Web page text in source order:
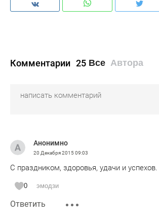
Комментарии 25 Все Автора
Анонимно
20 Декабря 201509:03
С праздником, здоровья, удачи и успехов.
0 эмодзи
Ответить